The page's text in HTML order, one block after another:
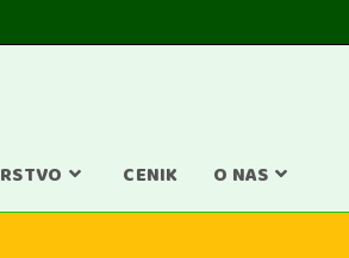
CENIK O NAS